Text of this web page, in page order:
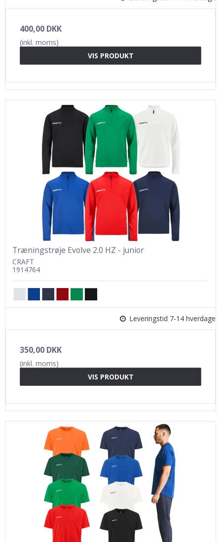
400,00 DKK
(inkl. moms)
VIS PRODUKT
Træningstrøje Evolve 2.0 HZ - junior
CRAFT
1914764
Leveringstid 7-14 hverdage
350,00 DKK
(inkl. moms)
VIS PRODUKT